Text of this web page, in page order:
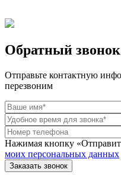
Обратный звонок
Отправьте контактную
перезвоним
Нажимая кнопку
моих персональных данных